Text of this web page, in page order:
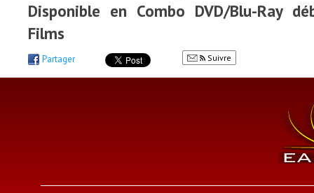
Disponible en Combo DVD/Blu-Ray
Films
Partager Suivre